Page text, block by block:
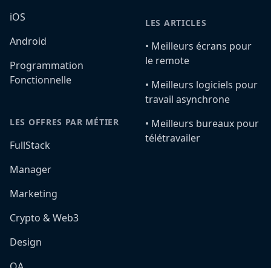
iOS
Android
Programmation
Fonctionnelle
LES OFFRES PAR MÉTIER
FullStack
Manager
Marketing
Crypto & Web3
Design
LES ARTICLES
•️ Meilleurs écrans pour
le remote
•️ Meilleurs logiciels pour
travail asynchrone
•️ Meilleurs bureaux pour
télétravailer